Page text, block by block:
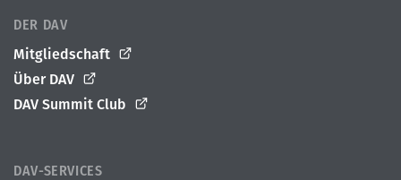
DER DAV
Mitgliedschaft
Über DAV
DAV Summit Club
DAV-SERVICES